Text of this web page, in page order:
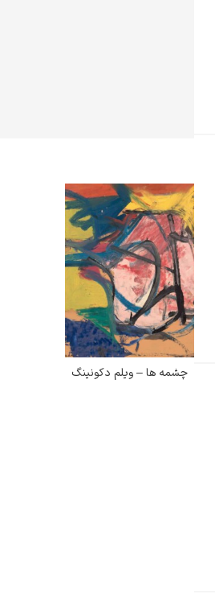
کامی پیسارو
ادوارد هاپر
چشمه ها – ویلم دکونینگ